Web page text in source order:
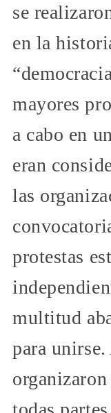
se
en la
mayores
a cabo en
eran
las
protestas
multitud
para